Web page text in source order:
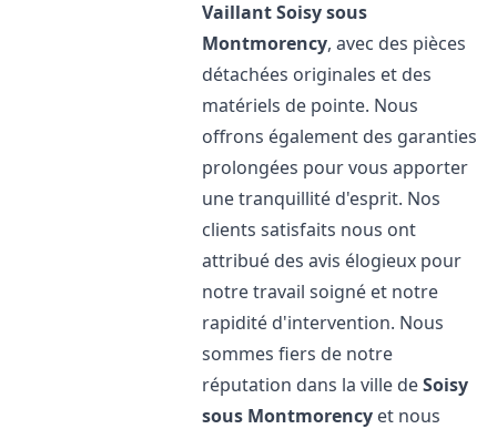
VaillantSoisy sous
Montmorency, avec des pièces
détachées originales et des
matériels de pointe. Nous
offrons également des garanties
prolongées pour vous apporter
une tranquillité d'esprit. Nos
clients satisfaits nous ont
attribué des avis élogieux pour
notre travail soigné et notre
rapidité d'intervention. Nous
sommes fiers de notre
réputation dans la ville deSoisy
sous Montmorency et nous